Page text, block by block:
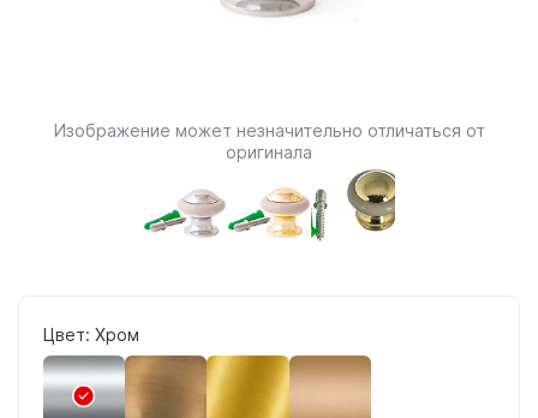
Изображение может незначительно отличаться от
оригинала
Цвет: Хром